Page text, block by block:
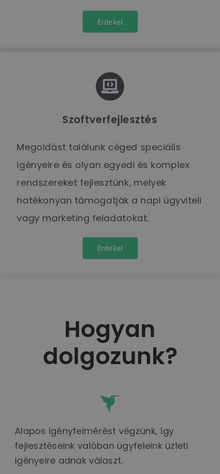
Érdekel
Szoftverfejlesztés
Megoldást találunk céged speciális
igényeire és olyan egyedi és komplex
rendszereket fejlesztünk, melyek
hatékonyan támogatják a napi ügyviteli
vagy marketing feladatokat.
Érdekel
Hogyan
dolgozunk?
Alapos igényfelmérést végzünk, így
fejlesztéseink valóban ügyfeleink üzleti
igényeire adnak választ.